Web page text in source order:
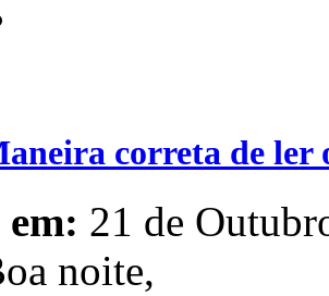
correta de ler
em: 21 de
noite,